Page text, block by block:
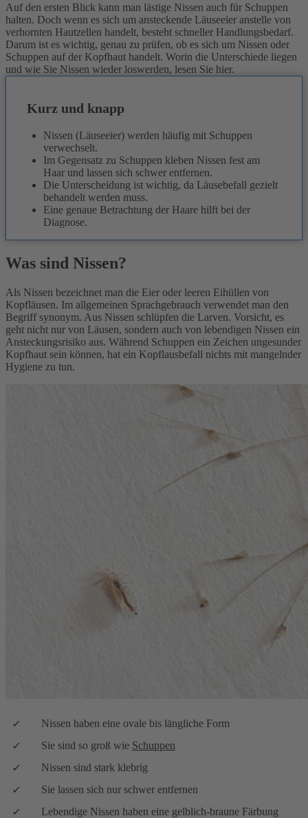
Auf den ersten Blick kann man lästige Nissen auch für Schuppen
halten. Doch wenn es sich um ansteckende Läuseeier anstelle von
verhornten Hautzellen handelt, besteht schneller Handlungsbedarf.
Darum ist es wichtig, genau zu prüfen, ob es sich um Nissen oder
Schuppen auf der Kopfhaut handelt. Worin die Unterschiede liegen
und wie Sie Nissen wieder loswerden, lesen Sie hier.
Kurz und knapp
Nissen (Läuseeier) werden häufig mit Schuppen
verwechselt.
Im Gegensatz zu Schuppen kleben Nissen fest am
Haar und lassen sich schwer entfernen.
Die Unterscheidung ist wichtig, da Läusebefall gezielt
behandelt werden muss.
Eine genaue Betrachtung der Haare hilft bei der
Diagnose.
Was sind Nissen?
Als Nissen bezeichnet man die Eier oder leeren Eihüllen von
Kopfläusen. Im allgemeinen Sprachgebrauch verwendet man den
Begriff synonym. Aus Nissen schlüpfen die Larven. Vorsicht, es
geht nicht nur von Läusen, sondern auch von lebendigen Nissen ein
Ansteckungsrisiko aus. Während Schuppen ein Zeichen ungesunder
Kopfhaut sein können, hat ein Kopflausbefall nichts mit mangelnder
Hygiene zu tun.
Nissen haben eine ovale bis längliche Form
Sie sind so groß wie Schuppen
Nissen sind stark klebrig
Sie lassen sich nur schwer entfernen
Lebendige Nissen haben eine gelblich-braune Färbung